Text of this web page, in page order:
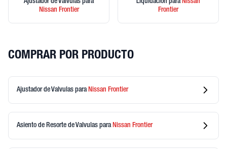
Ajustador de Valvulas para
Nissan Frontier
Liquidación paraNissan
Frontier
COMPRAR POR PRODUCTO
Ajustador de Valvulas para Nissan Frontier
Asiento de Resorte de Valvulas para Nissan Frontier